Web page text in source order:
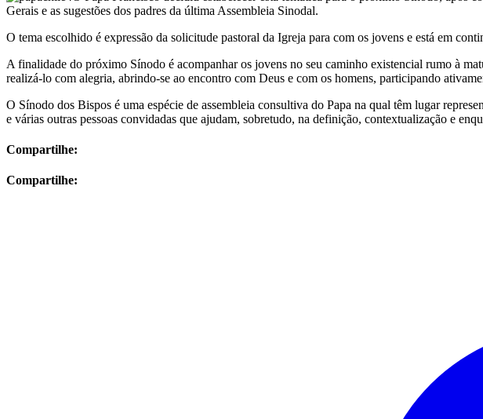
Gerais e as sugestões dos padres da última Assembleia Sinodal.
O tema escolhido é expressão da solicitude pastoral da Igreja para com os jovens e está em
A finalidade do próximo Sínodo é acompanhar os jovens no seu caminho existencial rumo à
realizá-lo com alegria, abrindo-se ao encontro com Deus e com os homens, participando
O Sínodo dos Bispos é uma espécie de assembleia consultiva do Papa na qual têm lugar
e várias outras pessoas convidadas que ajudam, sobretudo, na definição, contextualização e
Compartilhe:
Compartilhe: